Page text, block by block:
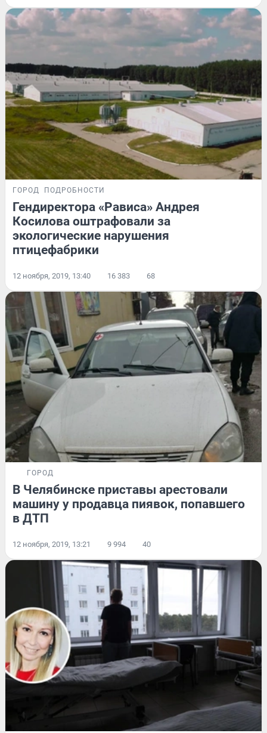
ГОРОД ПОДРОБНОСТИ
Гендиректора «Рависа» Андрея
Косилова оштрафовали за
экологические нарушения
птицефабрики
12 ноября, 2019, 13:40 16 383 68
ГОРОД
В Челябинске приставы арестовали
машину у продавца пиявок, попавшего
в ДТП
12 ноября, 2019, 13:21 9 994 40